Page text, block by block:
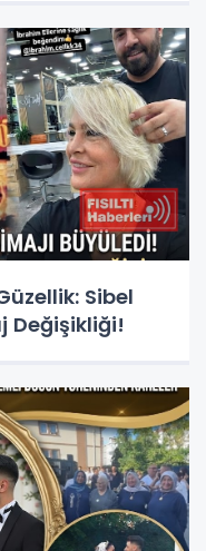
Sibel
Değişikliği!